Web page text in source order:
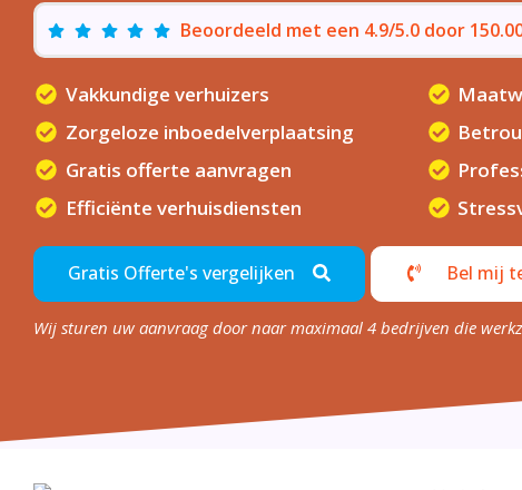
Beoordeeld met een 4.9/5.0 door
Vakkundige verhuizers
Zorgeloze inboedelverplaatsing
Gratis offerte aanvragen
Efficiënte verhuisdiensten
Gratis Offerte's vergelijken Bel mij
Wij sturen uw aanvraag door naar maximaal 4 bedrijven die